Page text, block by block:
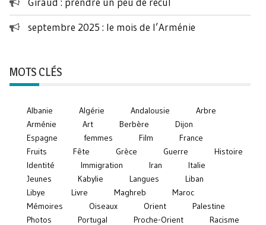
septembre 2025 : le mois de l’Arménie
MOTS CLÉS
Albanie Algérie Andalousie
Arbre
Arménie
Art Berbère
Dijon
Espagne
femmes Film
France
Fruits
Fête Grèce Guerre
Histoire
Identité
Immigration Iran
Italie
Jeunes
Kabylie Langues
Liban
Libye
Livre Maghreb
Maroc
Mémoires
Oiseaux Orient
Palestine
Photos
Portugal Proche-Orient Racisme